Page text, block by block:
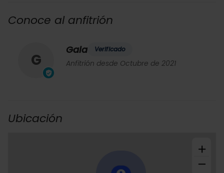
Conoce al anfitrión
G
Gala Verificado
Anfitrión desde Octubre de 2021
Ubicación
+
−